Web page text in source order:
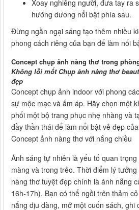
Xoay nghiêng người, đưa tay ra
hướng dương nổi bật phía sau.
Đừng ngần ngại sáng tạo thêm nhiều
phong cách riêng của bạn để làm nổi
Concept chụp ảnh nàng thơ trong
Không lỗi mốt Chụp ảnh nàng thơ
đẹp
Concept chụp ảnh indoor với phong
sự mộc mạc và ấm áp. Hãy chọn một
phối một bộ trang phục nhẹ nhàng và
đầy thần thái để làm nổi bật vẻ đẹp
Concept ảnh nàng thơ với nắng chiều
Ánh sáng tự nhiên là yếu tố quan
màng và trong trẻo. Thời điểm lý
nàng thơ tuyệt đẹp chính là ánh nắng
16h-17h). Bạn có thể ngồi trên thảm
nắng dịu dàng, mở một cuốn sách, ghi